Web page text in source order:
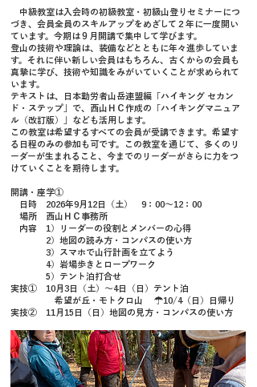
中級教室は入会時の初級教室・初級山登りセミナーにつ
づき、会員全員のスキルアップをめざして２年に一度開い
ています。今期は９月開講で集中して学びます。
登山の技術や理論は、装備などとともに年々進歩していま
す。それに伴い新しい会員はもちろん、古くからの会員も
真摯に学び、技術や知識をみがいていくことが求められて
います。
テキストは、日本勤労者山岳連盟編「ハイキング セカン
ド・ステップ」で、西山ＨＣ作成の「ハイキングマニュア
ル（改訂版）」なども活用します。
この教室は希望するすべての会員が受講できます。希望す
る日程のみの参加も可です。この教室を通じて、多くのリ
ーダーが生まれること、今までのリーダーがさらに力をつ
けていくことを期待します。
開講・座学①
日時 2026年9月12日（土） 9：00～12：00
場所 西山ＨＣ事務所
内容 1）リーダーの役割とメンバーの心得
2）地図の読み方・コンパスの使い方
3）スマホで山行計画を立てよう
4）岩場歩きとロープワーク
5）テント泊打合せ
実技① 10月3日（土）～4日（日）テント泊
希望が丘・モトクロ山 ☂10/4（日）日帰り
実技② 11月15日（日）地図の見方・コンパスの使い方